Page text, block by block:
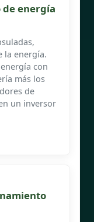
energía
la energía.
con
más los
de
un inversor